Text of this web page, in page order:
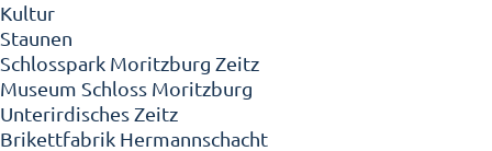
Kultur
Staunen
Schlosspark Moritzburg Zeitz
Museum Schloss Moritzburg
Unterirdisches Zeitz
Brikettfabrik Hermannschacht